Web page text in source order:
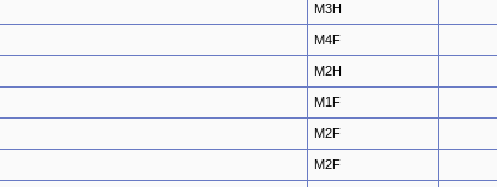
M3H
M4F
M2H
M1F
M2F
M2F